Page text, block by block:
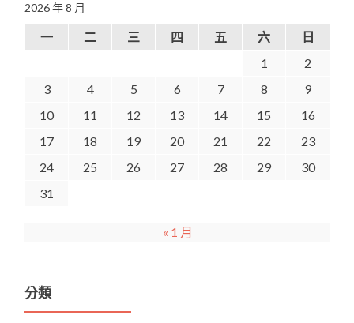
2026 年 8 月
一 二 三 四 五 六
日
1
2
3
4 5 6 7 8
9
10
11 12 13 14 15
16
17
18 19 20 21 22
23
24
25 26 27 28 29
30
31
« 1 月
分類